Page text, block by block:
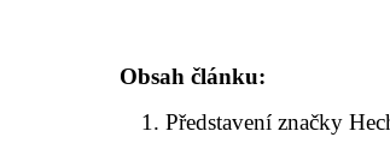
Obsah článku:
Představení značky